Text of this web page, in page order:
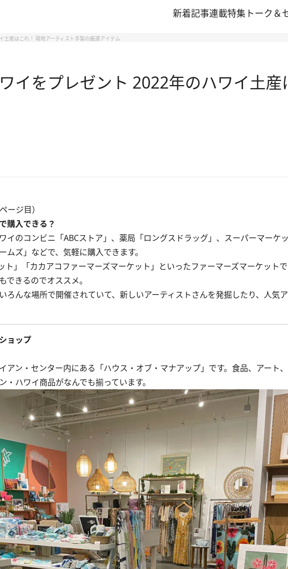
新着記事連載特集 トーク＆
産はこれ！ 現地アーティスト手製の厳選アイテム
イをプレゼント 2022年のハワイ土
ージ目）
購入できる？
のコンビニ「ABCストア」、薬局「ロングスドラッグ」、スーパーマーケ
ズ」などで、気軽に購入できます。
ト」「カカアコファーマーズマーケット」といったファーマーズマーケット
できるのでオススメ。
んな場所で開催されていて、新しいアーティストさんを発掘したり、人気
ョップ
ン・センター内にある「ハウス・オブ・マナアップ」です。食品、アート
ハワイ商品がなんでも揃っています。